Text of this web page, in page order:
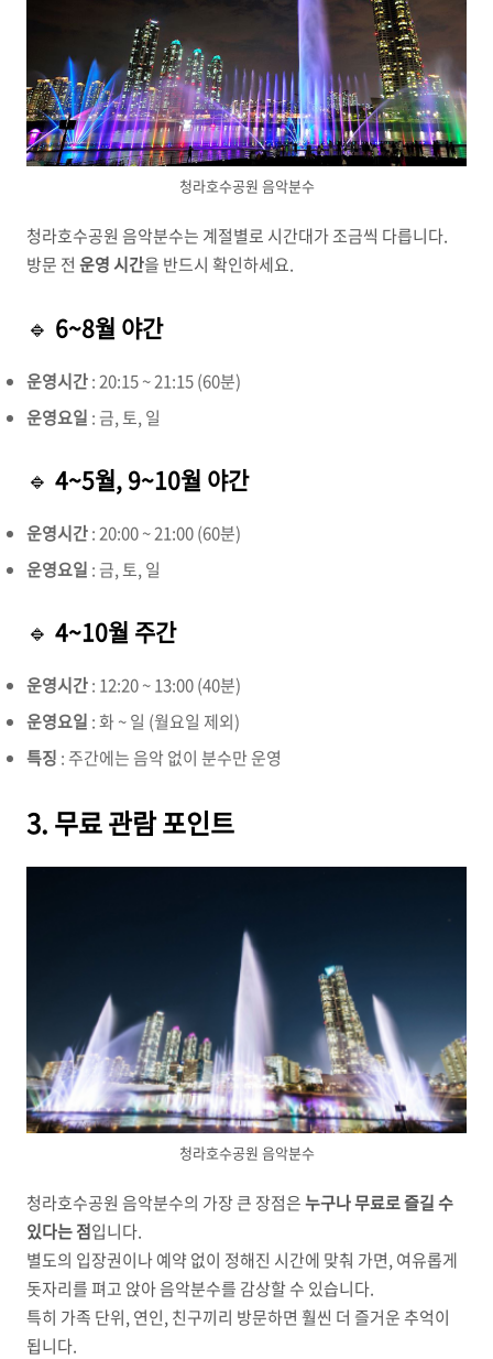
청라호수공원 음악분수
청라호수공원 음악분수는 계절별로 시간대가 조금씩 다릅니다.
방문 전 운영 시간을 반드시 확인하세요.
🔹 6~8월 야간
운영시간: 20:15 ~ 21:15 (60분)
운영요일 : 금, 토, 일
🔹 4~5월, 9~10월 야간
운영시간: 20:00 ~ 21:00 (60분)
운영요일 : 금, 토, 일
🔹 4~10월 주간
운영시간: 12:20 ~ 13:00 (40분)
운영요일 : 화 ~ 일 (월요일 제외)
특징 : 주간에는 음악 없이 분수만 운영
3. 무료 관람 포인트
청라호수공원 음악분수
청라호수공원 음악분수의 가장 큰 장점은누구나 무료로 즐길 수
있다는 점입니다.
별도의 입장권이나 예약 없이 정해진 시간에 맞춰 가면, 여유롭게
돗자리를 펴고 앉아 음악분수를 감상할 수 있습니다.
특히 가족 단위, 연인, 친구끼리 방문하면 훨씬 더 즐거운 추억이
됩니다.